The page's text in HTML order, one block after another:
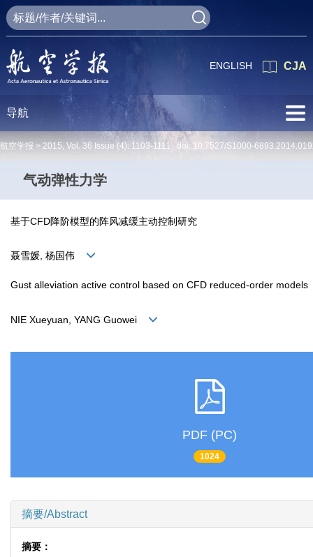
CJA
ENGLISH
导航
航空学报 > 2015, Vol. 36 Issue (4): 1103-1111 doi: 10.7527/S1000-
气动弹性力学
基于CFD降阶模型的阵风减缓主动控制研究
聂雪媛, 杨国伟
Gust alleviation active control based on CFD reduced-order models
NIE Xueyuan, YANG Guowei
PDF (PC)
1024
摘要/Abstract
摘要：